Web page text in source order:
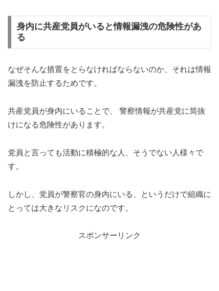
身内に共産党員がいると情報漏洩の危険性があ
る
なぜそんな措置をとらなければならないのか、それは情報
漏洩を防止するためです。
共産党員が身内にいることで、 警察情報が共産党に筒抜
けになる危険性があります。
党員と言っても活動に積極的な人、そうでない人様々で
す。
しかし、党員が警察官の身内にいる、というだけで組織に
とっては大きなリスクになのです。
スポンサーリンク